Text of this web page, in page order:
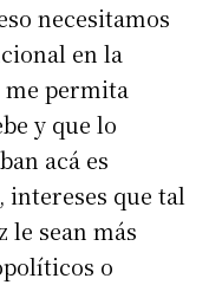
necesitamos
en la
permita
y que lo
acá es
intereses que tal
le sean más
o